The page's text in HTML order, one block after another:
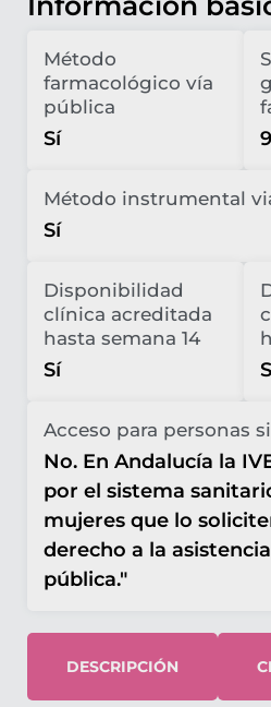
Método
farmacológico vía
pública
Sí 9
Método instrumental
Sí
Disponibilidad
clínica acreditada
hasta semana 14
Sí
Acceso para personas
No. En Andalucía la
por el sistema
mujeres que lo
derecho a la
pública."
DESCRIPCIÓN